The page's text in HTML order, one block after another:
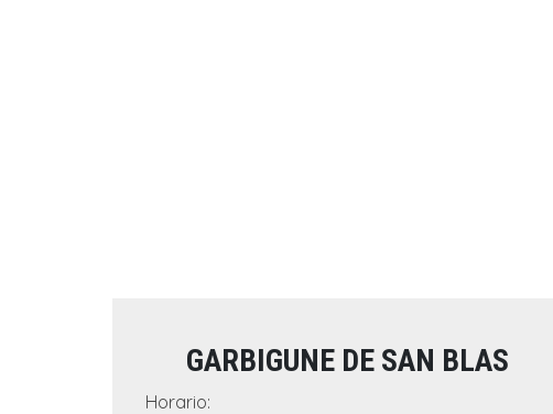
GARBIGUNE DE SAN BLAS
Horario: